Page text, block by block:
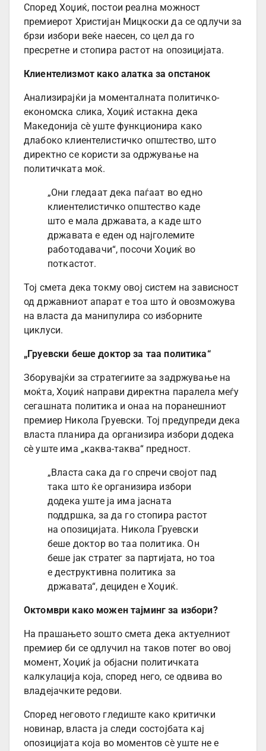
Според Хоџиќ, постои реална можност
премиерот Христијан Мицкоски да се одлучи за
брзи избори веќе наесен, со цел да го
пресретне и стопира растот на опозицијата.
Клиентелизмот како алатка за опстанок
Анализирајќи ја моменталната политичко-
економска слика, Хоџиќ истакна дека
Македонија сè уште функционира како
длабоко клиентелистичко општество, што
директно се користи за одржување на
политичката моќ.
„Они гледаат дека паѓаат во едно
клиентелистичко општество каде
што е мала државата, а каде што
државата е еден од најголемите
работодавачи“, посочи Хоџиќ во
поткастот.
Тој смета дека токму овој систем на зависност
од државниот апарат е тоа што ѝ овозможува
на власта да манипулира со изборните
циклуси.
„Груевски беше доктор за таа политика“
Зборувајќи за стратегиите за задржување на
моќта, Хоџиќ направи директна паралела меѓу
сегашната политика и онаа на поранешниот
премиер Никола Груевски. Тој предупреди дека
власта планира да организира избори додека
сè уште има „каква-таква“ предност.
„Власта сака да го спречи својот пад
така што ќе организира избори
додека уште ја има јасната
поддршка, за да го стопира растот
на опозицијата. Никола Груевски
беше доктор во таа политика. Он
беше јак стратег за партијата, но тоа
е деструктивна политика за
државата“, дециден е Хоџиќ.
Октомври како можен тајминг за избори?
На прашањето зошто смета дека актуелниот
премиер би се одлучил на таков потег во овој
момент, Хоџиќ ја објасни политичката
калкулација која, според него, се одвива во
владејачките редови.
Според неговото гледиште како критички
новинар, власта ја следи состојбата кај
опозицијата која во моментов сè уште не е